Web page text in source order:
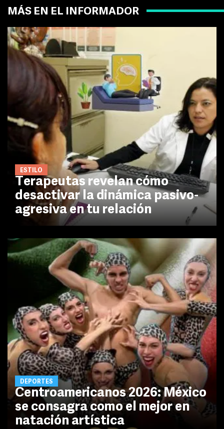
MÁS EN EL INFORMADOR
ESTILO
Terapeutas revelan cómo
desactivar la dinámica pasivo-
agresiva en tu relación
DEPORTES
Centroamericanos 2026: México
se consagra como el mejor en
natación artística